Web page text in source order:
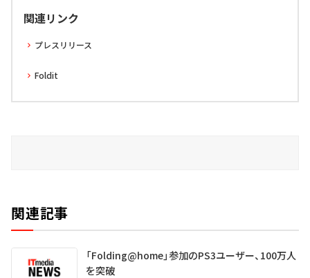
関連リンク
プレスリリース
Foldit
関連記事
「Folding@home」参加のPS3ユーザー、100万人
を突破